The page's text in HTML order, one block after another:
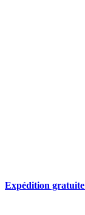
Expédition gratuite